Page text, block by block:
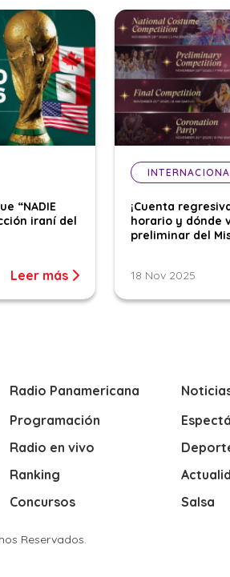
“NADIE
iraní del
Leer más
¡Cuenta
horario y dónde
preliminar del
18 Nov 2025
Radio Panamericana
Programación
Radio en vivo
Ranking
Concursos
Salsa
Reservados.